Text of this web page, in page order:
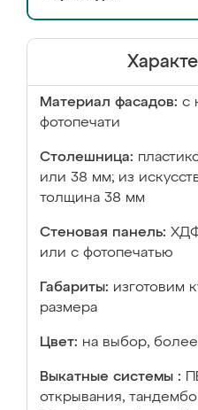
Материал фасадов: с
фотопечати
Столешница:
или 38 мм; из
толщина 38 мм
Стеновая панель:
или с фотопечатью
Габариты: изготовим
размера
Цвет: на выбор,
Выкатные системы :
открывания,